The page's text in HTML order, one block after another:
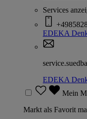
Services
EDEKA
EDEKA
Mein
Markt als Favorit